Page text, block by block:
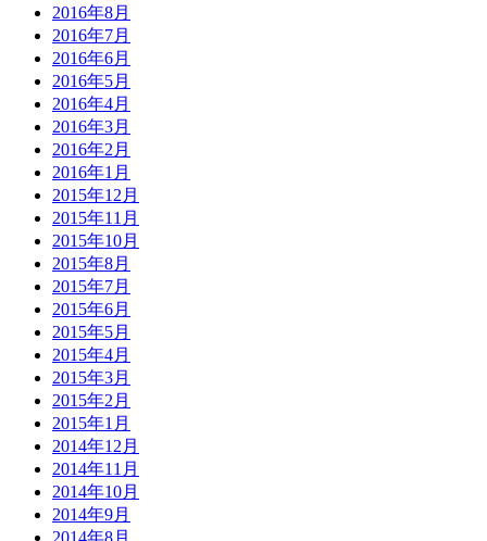
2016年8月
2016年7月
2016年6月
2016年5月
2016年4月
2016年3月
2016年2月
2016年1月
2015年12月
2015年11月
2015年10月
2015年8月
2015年7月
2015年6月
2015年5月
2015年4月
2015年3月
2015年2月
2015年1月
2014年12月
2014年11月
2014年10月
2014年9月
2014年8月